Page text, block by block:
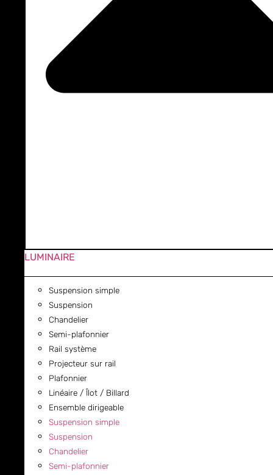
LUMINAIRE
Suspension simple
Suspension
Chandelier
Semi-plafonnier
Rail système
Projecteur sur rail
Plafonnier
Linéaire / Îlot / Billard
Ensemble dirigeable
Suspension simple
Suspension
Chandelier
Semi-plafonnier